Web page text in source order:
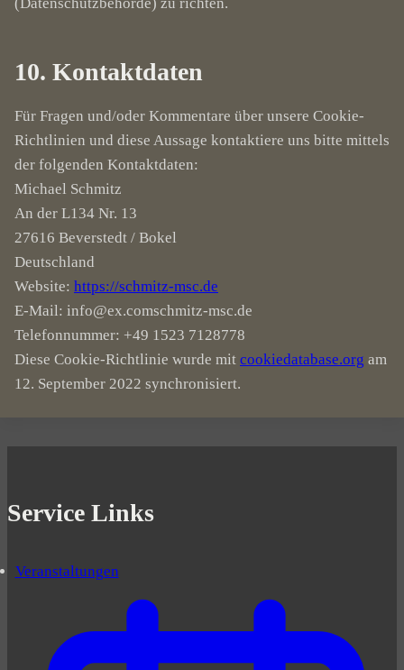
10. Kontaktdaten
Für Fragen und/oder Kommentare über unsere Cookie-
Richtlinien und diese Aussage kontaktiere uns bitte mittels
der folgenden Kontaktdaten:
Michael Schmitz
An der L134 Nr. 13
27616 Beverstedt / Bokel
Deutschland
Website: https://schmitz-msc.de
E-Mail: info@ex.comschmitz-msc.de
Telefonnummer: +49 1523 7128778
Diese Cookie-Richtlinie wurde mit cookiedatabase.org am
12. September 2022 synchronisiert.
Service Links
Veranstaltungen